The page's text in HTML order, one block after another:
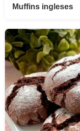
Muffins ingleses